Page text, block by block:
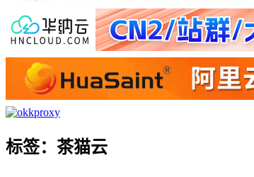
标签：茶猫云